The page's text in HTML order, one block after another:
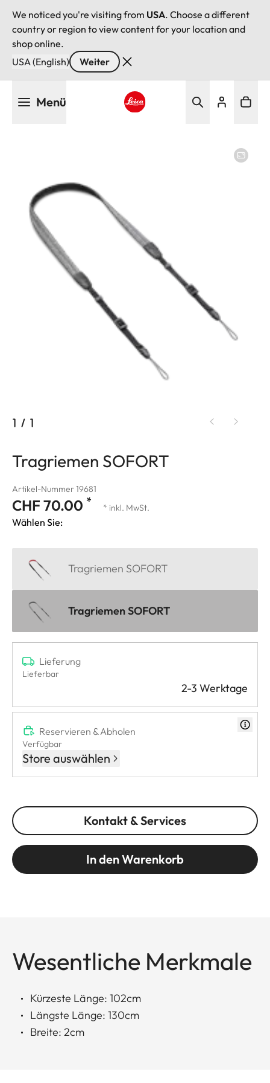
We noticed you're visiting from USA. Choose a different
country or region to view content for your location and
shop online.
USA (English)
Weiter
Menü
1 / 1
Tragriemen SOFORT
Artikel-Nummer 19681
CHF 70.00 * * inkl. MwSt.
Wählen Sie:
Tragriemen SOFORT
Tragriemen SOFORT
Lieferung
Lieferbar
2-3 Werktage
Reservieren & Abholen
Verfügbar
Store auswählen
Kontakt & Services
In den Warenkorb
Wesentliche Merkmale
Kürzeste Länge: 102cm
Längste Länge: 130cm
Breite: 2cm